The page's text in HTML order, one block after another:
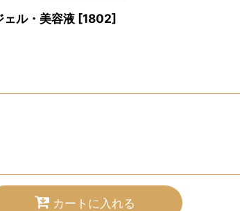
ル・美容液 [1802]
カートに入れる